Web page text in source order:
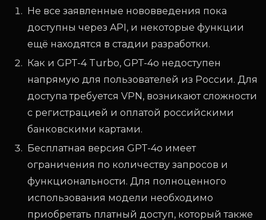
Не все заявленные нововведения пока
доступны через API, и некоторые функции
ещё находятся в стадии разработки.
Как и GPT-4 Turbo, GPT-4o недоступен
напрямую для пользователей из России. Для
доступа требуется VPN, возникают сложности
с регистрацией и оплатой российскими
банковскими картами.
Бесплатная версия GPT-4o имеет
ограничения по количеству запросов и
функциональности. Для полноценного
использования модели необходимо
приобретать платный доступ, который также